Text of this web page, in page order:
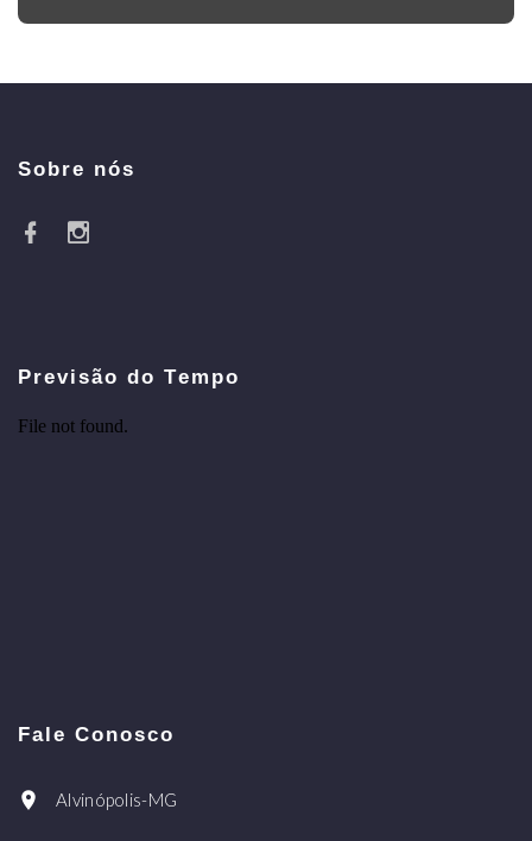
Sobre nós
Previsão do Tempo
Fale Conosco
Alvinópolis-MG